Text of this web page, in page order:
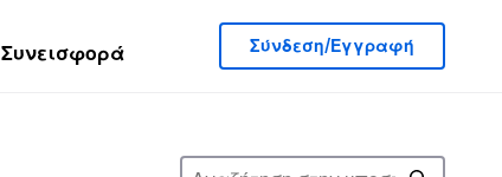
Συνεισφορά Σύνδεση/Εγγραφή